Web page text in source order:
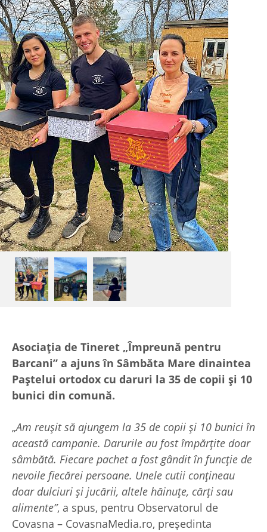
Asociația de Tineret „Împreună pentru
Barcani” a ajuns în Sâmbăta Mare dinaintea
Paștelui ortodox cu daruri la 35 de copii și 10
bunici din comună.
„Am reușit să ajungem la 35 de copii și 10 bunici în
această campanie. Darurile au fost împărțite doar
sâmbătă. Fiecare pachet a fost gândit în funcție de
nevoile fiecărei persoane. Unele cutii conțineau
doar dulciuri și jucării, altele hăinuțe, cărți sau
alimente”, a spus, pentru Observatorul de
Covasna – CovasnaMedia.ro, președinta